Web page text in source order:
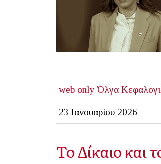
web only Όλγα
23 Ιανουαρίου 2026
Το Δίκαιο και